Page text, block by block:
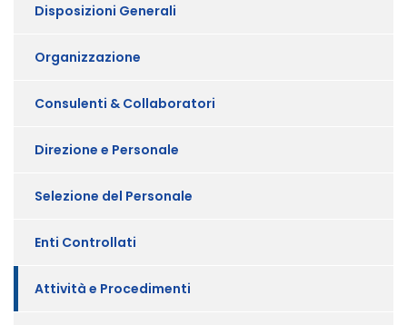
Disposizioni Generali
Organizzazione
Consulenti & Collaboratori
Direzione e Personale
Selezione del Personale
Enti Controllati
Attività e Procedimenti